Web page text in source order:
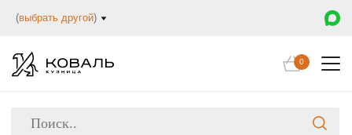
(выбрать другой)
0